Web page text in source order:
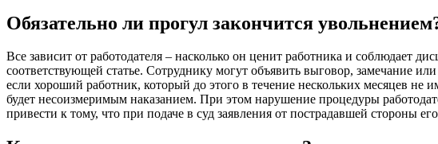
Обязательно ли прогул закончится
Все зависит от работодателя – насколько он ценит работника и соблюдает
соответствующей статье. Сотруднику могут объявить выговор, замечание
если хороший работник, который до этого в течение нескольких месяцев не
будет несоизмеримым наказанием. При этом нарушение процедуры
привести к тому, что при подаче в суд заявления от пострадавшей стороны